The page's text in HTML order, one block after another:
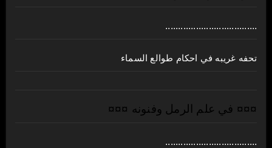
....................................
تحفه غريبه في احكام طوالع السماء
¤¤¤ في علم الرمل وفنونه ¤¤¤
....................................